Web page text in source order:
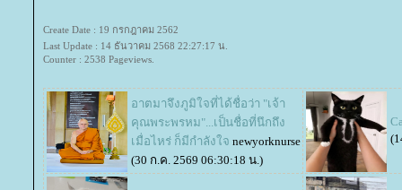
Create Date : 19 กรกฎาคม 2562
Last Update : 14 ธันวาคม 2568 22:27:17 น.
Counter : 2538 Pageviews.
อาตมาจึงภูมิใจที่ได้ชื่อว่า "เจ้า
คุณพระพรหม"...เป็นชื่อที่นึกถึง
เมื่อไหร่ ก็มีกำลังใจ newyorknurse
(30 ก.ค. 2569 06:30:18 น.)